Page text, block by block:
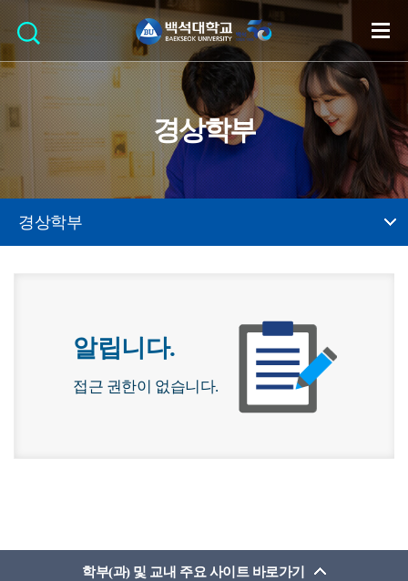
경상학부
경상학부
알립니다.
접근 권한이 없습니다.
학부(과) 및 교내 주요 사이트 바로가기